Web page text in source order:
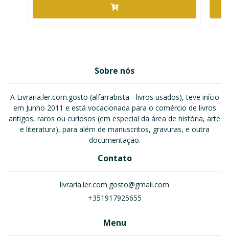
Sobre nós
A Livraria.ler.com.gosto (alfarrabista - livros usados), teve início
em Junho 2011 e está vocacionada para o comércio de livros
antigos, raros ou curiosos (em especial da área de história, arte
e literatura), para além de manuscritos, gravuras, e outra
documentação.
Contato
livraria.ler.com.gosto@gmail.com
+351917925655
Menu